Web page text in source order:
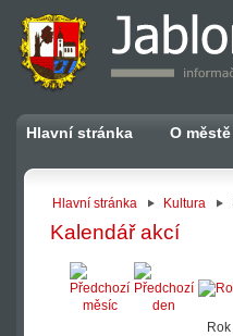
Hlavní stránka O městě
Hlavní stránka Kultura
Kalendář akcí
Rok